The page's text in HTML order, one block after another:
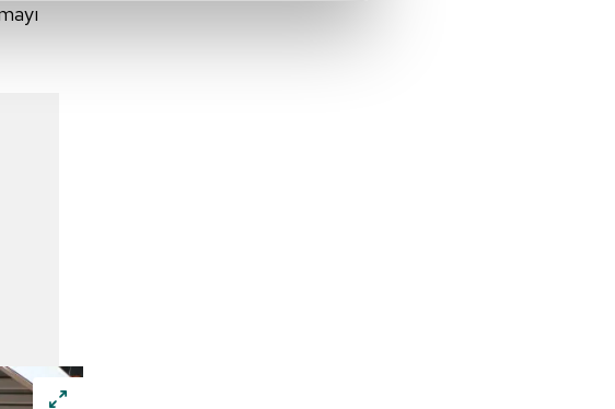
kişilere ait çerezler kullanılmaktadır. Bu
bilgi toplumu hizmetlerinin sunulması
ve sizlere yönelik